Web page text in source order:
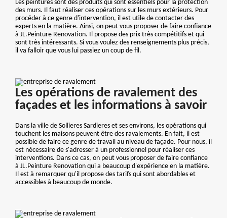
Les peintures sont des produits qui sont essentiels pour la protection
des murs. Il faut réaliser ces opérations sur les murs extérieurs. Pour
procéder à ce genre d'intervention, il est utile de contacter des
experts en la matière. Ainsi, on peut vous proposer de faire confiance
à JL.Peinture Renovation. Il propose des prix très compétitifs et qui
sont très intéressants. Si vous voulez des renseignements plus précis,
il va falloir que vous lui passiez un coup de fil.
Les opérations de ravalement des
façades et les informations à savoir
Dans la ville de Sollieres Sardieres et ses environs, les opérations qui
touchent les maisons peuvent être des ravalements. En fait, il est
possible de faire ce genre de travail au niveau de façade. Pour nous, il
est nécessaire de s'adresser à un professionnel pour réaliser ces
interventions. Dans ce cas, on peut vous proposer de faire confiance
à JL.Peinture Renovation qui a beaucoup d'expérience en la matière.
Il est à remarquer qu'il propose des tarifs qui sont abordables et
accessibles à beaucoup de monde.